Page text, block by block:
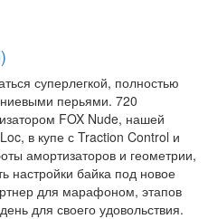
суперлегкой, полностью
перьями. 720
FOX Nude, нашей
в купе с Traction Control и
амортизаторов и геометрии,
настройки байка под новое
для марафоном, этапов
для своего удовольствия.